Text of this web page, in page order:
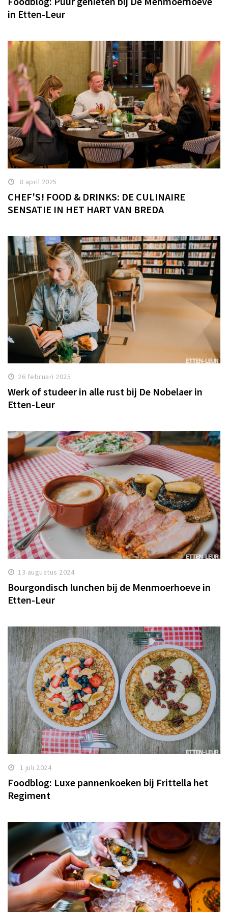
Winkelgebieden
Bezienswaardigheden
Musea, theaters & podia
Uitjes & activiteiten
Toeristische routes
Natuurgebieden
Baroniepoorten
Sport
Andere City Apps
in Etten-Leur
8 april 2025
CHEF'S! FOOD & DRINKS: DE CULINAIRE
SENSATIE IN HET HART VAN BREDA
26 februari 2025
Werk of studeer in alle rust bij De Nobelaer in
Etten-Leur
13 augustus 2024
Bourgondisch lunchen bij de Menmoerhoeve in
Etten-Leur
1 juli 2024
Foodblog: Luxe pannenkoeken bij Frittella het
Regiment